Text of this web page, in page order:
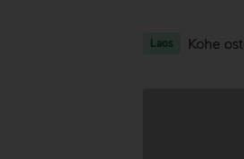
Laos Kohe